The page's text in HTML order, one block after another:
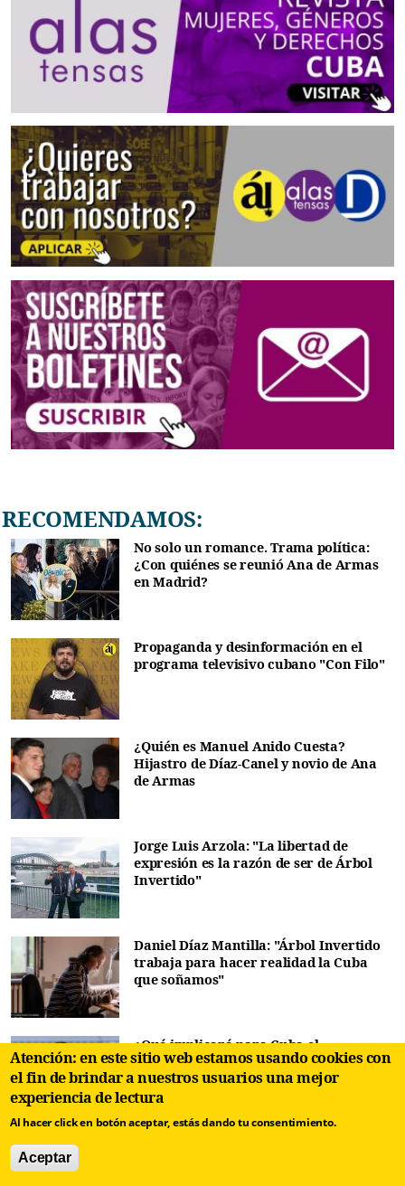
RECOMENDAMOS:
No solo un romance. Trama política:
¿Con quiénes se reunió Ana de Armas
en Madrid?
Propaganda y desinformación en el
programa televisivo cubano "Con Filo"
¿Quién es Manuel Anido Cuesta?
Hijastro de Díaz-Canel y novio de Ana
de Armas
Jorge Luis Arzola: "La libertad de
expresión es la razón de ser de Árbol
Invertido"
Daniel Díaz Mantilla: "Árbol Invertido
trabaja para hacer realidad la Cuba
que soñamos"
¿Qué implicará para Cuba el
nombramiento de Marco Rubio como
Secretario de Estado de EEUU?
Atención: en este sitio web estamos usando cookies con
el fin de brindar a nuestros usuarios una mejor
experiencia de lectura
Al hacer click en botón aceptar, estás dando tu consentimiento.
Aceptar